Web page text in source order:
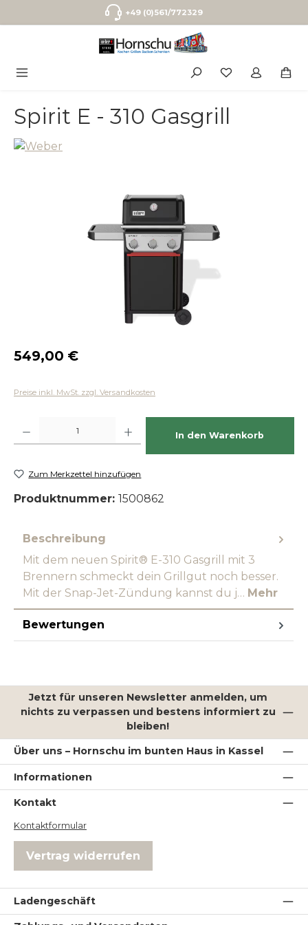
Zum Hauptinhalt springen+49 (0)561/772329
Spirit E - 310 Gasgrill
Regulärer Preis:
549,00 €
Preise inkl. MwSt. zzgl. Versandkosten
In den Warenkorb
Zum Merkzettel hinzufügen
Produktnummer: 1500862
Beschreibung
Mit dem neuen Spirit® E-310 Gasgrill mit 3
Brennern schmeckt dein Grillgut noch besser.
Mit der Snap-Jet-Zündung kannst du j… Mehr
Bewertungen
Jetzt für unseren Newsletter anmelden, um
nichts zu verpassen und bestens informiert zu
bleiben!
Über uns – Hornschu im bunten Haus in Kassel
Informationen
Kontakt
Kontaktformular
Vertrag widerrufen
Ladengeschäft